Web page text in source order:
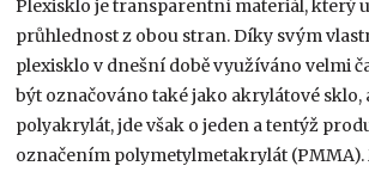
Plexisklo je transparentní materiál, který
průhlednost z obou stran. Díky svým
plexisklo v dnešní době využíváno velmi
být označováno také jako akrylátové sklo,
polyakrylát, jde však o jeden a tentýž
označením polymetylmetakrylát